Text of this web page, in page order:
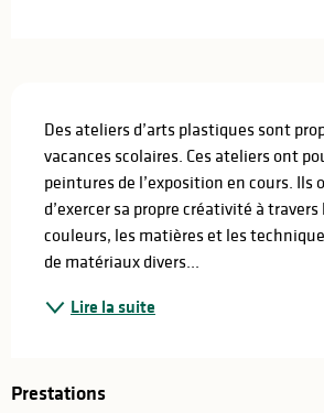
Des ateliers d’arts plastiques sont
vacances scolaires. Ces ateliers ont
peintures de l’exposition en cours. Ils
d’exercer sa propre créativité à
couleurs, les matières et les
de matériaux divers...
Lire la suite
Prestations